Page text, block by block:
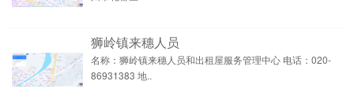
狮岭镇来穗人员
名称：狮岭镇来穗人员和出租屋服务管理中心 电话：020-
86931383 地..